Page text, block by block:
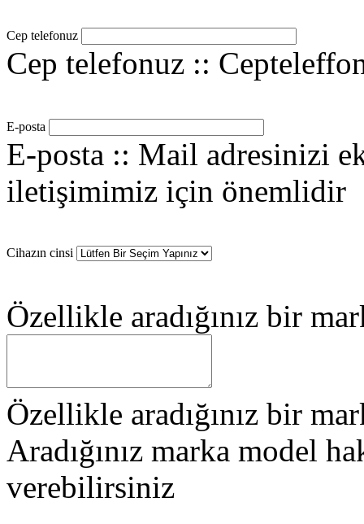
Cep telefonuz
Cep telefonuz ::
E-posta
E-posta :: Mail adresinizi
iletişimimiz için önemlidir
Cihazın cinsi
Özellikle aradığınız bir
Özellikle aradığınız bir
Aradığınız marka model
verebilirsiniz